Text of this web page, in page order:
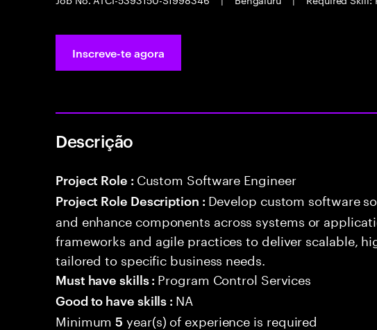
Inscreve-te agora
Descrição
Project Role : Custom Software Engineer
Project Role Description : Develop custom software
and enhance components across systems or
frameworks and agile practices to deliver scalable,
tailored to specific business needs.
Must have skills : Program Control Services
Good to have skills : NA
Minimum5 year(s) of experience is required